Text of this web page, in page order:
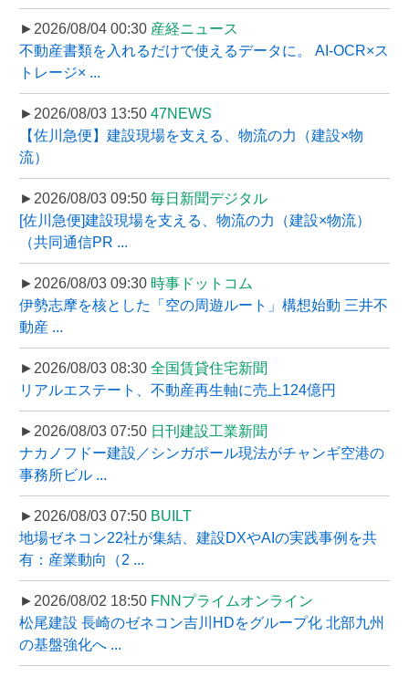
►2026/08/04 00:30 産経ニュース
不動産書類を入れるだけで使えるデータに。 AI-OCR×ス
トレージ× ...
►2026/08/03 13:50 47NEWS
【佐川急便】建設現場を支える、物流の力（建設×物
流）
►2026/08/03 09:50 毎日新聞デジタル
[佐川急便]建設現場を支える、物流の力（建設×物流）
（共同通信PR ...
►2026/08/03 09:30 時事ドットコム
伊勢志摩を核とした「空の周遊ルート」構想始動 三井不
動産 ...
►2026/08/03 08:30 全国賃貸住宅新聞
リアルエステート、不動産再生軸に売上124億円
►2026/08/03 07:50 日刊建設工業新聞
ナカノフドー建設／シンガポール現法がチャンギ空港の
事務所ビル ...
►2026/08/03 07:50 BUILT
地場ゼネコン22社が集結、建設DXやAIの実践事例を共
有：産業動向（2 ...
►2026/08/02 18:50 FNNプライムオンライン
松尾建設 長崎のゼネコン吉川HDをグループ化 北部九州
の基盤強化へ ...